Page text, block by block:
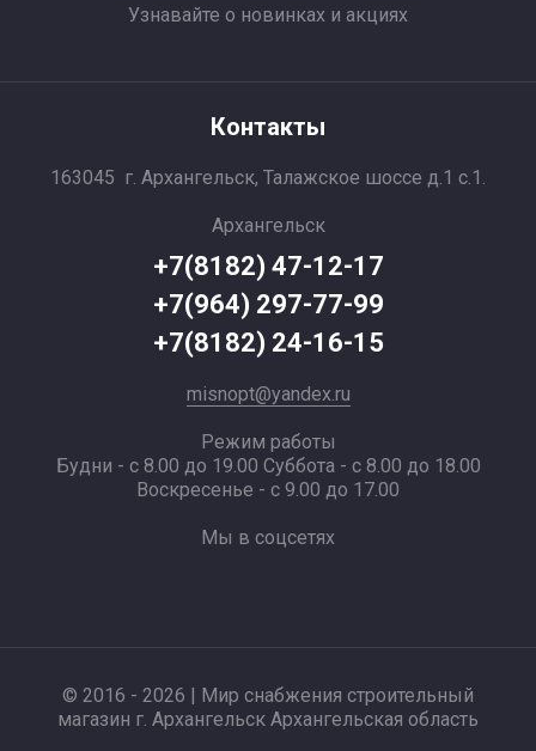
Узнавайте о новинках и акциях
Контакты
163045 г. Архангельск, Талажское шоссе д.1 с.1.
Архангельск
+7(8182) 47-12-17
+7(964) 297-77-99
+7(8182) 24-16-15
misnopt@yandex.ru
Режим работы
Будни - с 8.00 до 19.00 Суббота - с 8.00 до 18.00
Воскресенье - с 9.00 до 17.00
Мы в соцсетях
© 2016 - 2026 | Мир снабжения строительный
магазин г. Архангельск Архангельская область